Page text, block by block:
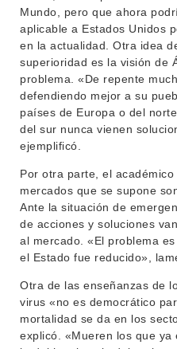
Mundo, pero que ahora
aplicable a Estados Unidos
en la actualidad. Otra idea
superioridad es la visión de
problema. «De repente
defendiendo mejor a su
países de Europa o del
del sur nunca vienen
ejemplificó.
Por otra parte, el
mercados que se supone
Ante la situación de
de acciones y soluciones
al mercado. «El problema
el Estado fue reducido»,
Otra de las enseñanzas de
virus «no es democrático
mortalidad se da en los
explicó. «Mueren los que ya